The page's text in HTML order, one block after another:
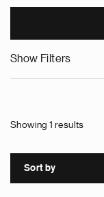
Show Filters
Showing 1 results
Sort by